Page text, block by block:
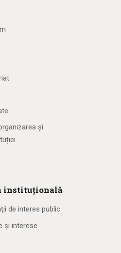
și
instituțională
de interes public
și interese